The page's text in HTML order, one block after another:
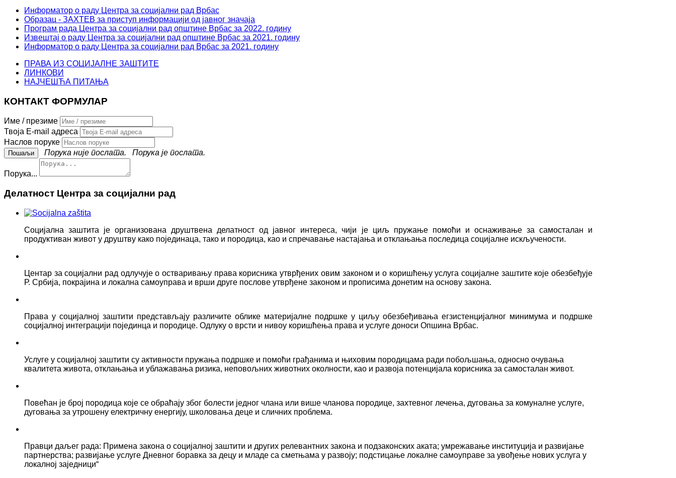
Информатор о раду Центра за социјални рад Врбас
Образац - ЗАХТЕВ за приступ информацији од јавног значаја
Програм рада Центра за социјални рад општине Врбас за 2022. годину
Извештај о раду Центра за социјални рад општине Врбас за 2021. годину
Информатор о раду Центра за социјални рад Врбас за 2021. годину
ПРАВА ИЗ СОЦИЈАЛНЕ ЗАШТИТЕ
ЛИНКОВИ
НАЈЧЕШЋА ПИТАЊА
КОНТАКТ ФОРМУЛАР
Име / презиме
Твоја E-mail адреса
Наслов поруке
Порука није послата.
Порука је послата.
Порука...
Делатност Центра за социјални рад
Социјална заштита је организована друштвена делатност од јавног интереса, чији је циљ пружање помоћи и оснаживање за самосталан и
продуктиван живот у друштву како појединаца, тако и породица, као и спречавање нaстајања и отклањања последица социјалне искључености.
Центар за социјални рад одлучује о остваривању права корисника утврђених овим законом и о коришћењу услуга социјалне заштите које обезбеђује
Р. Србија, покрајина и локална самоуправа и врши друге послове утврђене законом и прописима донетим на основу закона.
Права у социјалној заштити представљају различите облике материјалне подршке у циљу обезбеђивања егзистенцијалног минимума и подршке
социјалној интеграцији појединца и породице. Одлуку о врсти и нивоу коришћења права и услуге доноси Опшина Врбас.
Услуге у социјалној заштити су активности пружања подршке и помоћи грађанима и њиховим породицама ради побољшања, односно очувања
квалитета живота, отклањања и ублажавања ризика, неповољних животних околности, као и развоја потенцијала корисника за самосталан живот.
Повећан је број породица које се обраћају због болести једног члана или више чланова породице, захтевног лечења, дуговања за комуналне услуге,
дуговања за утрошену електричну енергију, школовања деце и сличних проблема.
Правци даљег рада: Примена закона о социјалној заштити и других релевантних закона и подзаконских аката; умрежавање институција и развијање
партнерства; развијање услуге Дневног боравка за децу и младе са сметњама у развоју; подстицање локалне самоуправе за увођење нових услуга у
локалној заједници“